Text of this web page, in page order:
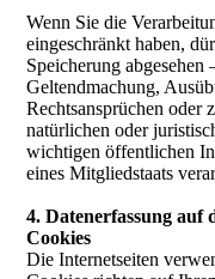
Wenn Sie die
eingeschränkt haben,
Speicherung
Geltendmachung,
Rechtsansprüchen oder
natürlichen oder
wichtigen öffentlichen
eines Mitgliedstaats
4. Datenerfassung auf
Cookies
Die Internetseiten